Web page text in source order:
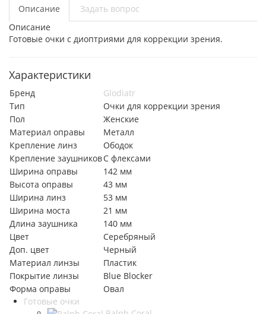
Описание
Задать вопрос
Описание
Готовые очки с диоптриями для коррекции зрения.
Характеристики
Бренд
Glodiatr
Тип
Очки для коррекции зрения
Пол
Женские
Материал оправы
Металл
Крепление линз
Ободок
Крепление заушниковС флексами
Ширина оправы
142 мм
Высота оправы
43 мм
Ширина линз
53 мм
Ширина моста
21 мм
Длина заушника
140 мм
Цвет
Серебряный
Доп. цвет
Черный
Материал линзы
Пластик
Покрытие линзы
Blue Blocker
Форма оправы
Овал
Готовые очки